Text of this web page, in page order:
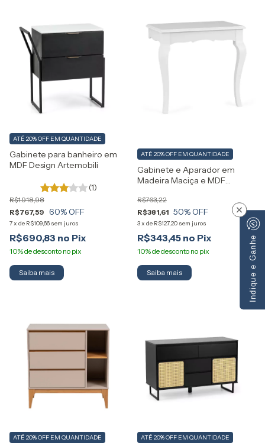
Gabinete para banheiro em
MDF Design Artemobili
(1)
R$767,59
R$1.918,98
60% OFF
7x de R$109,66 sem juros
ATÉ 20% OFF EM QUANTIDADE
R$690,83
Gabinete e Aparador em
Madeira Maciça e MDF
R$381,61
R$763,22
50% OFF
3x de R$127,20 sem juros
ATÉ 20% OFF EM QUANTIDADE
R$343,45
Saiba mais
ATÉ 20% OFF EM QUANTIDADE ATÉ 20% OFF EM QUANTIDADE
Indique e Ganhe
×